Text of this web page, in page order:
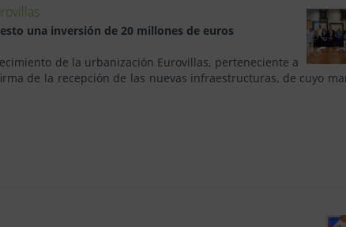
una inversión de 20 millones de euros
de la urbanización Eurovillas, perteneciente a
de la recepción de las nuevas infraestructuras, de cuyo